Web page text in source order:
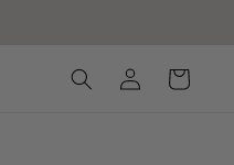
Accedi Carrello